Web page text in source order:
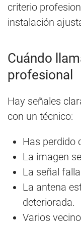
criterio
instalación
Cuándo
profesional
Hay señales
con un técnico:
Has perdido
La imagen
La señal
La antena
deteriorada.
Varios